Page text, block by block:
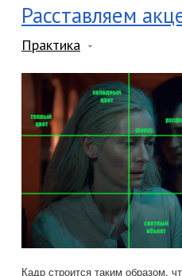
Расставляем
Практика
Кадр строится таким образом,